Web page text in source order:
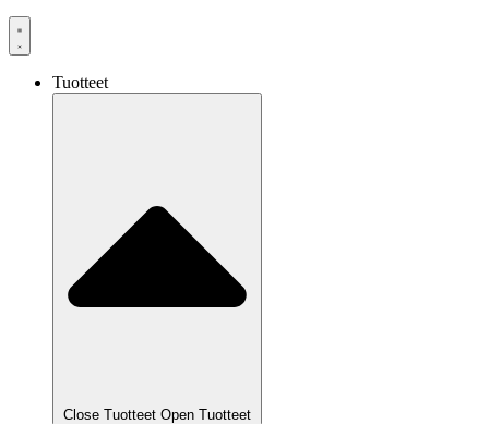
Tuotteet
Close Tuotteet Open Tuotteet